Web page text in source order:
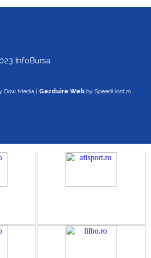
InfoBursa
Dow Media | Gazduire Web by SpeedHost.ro